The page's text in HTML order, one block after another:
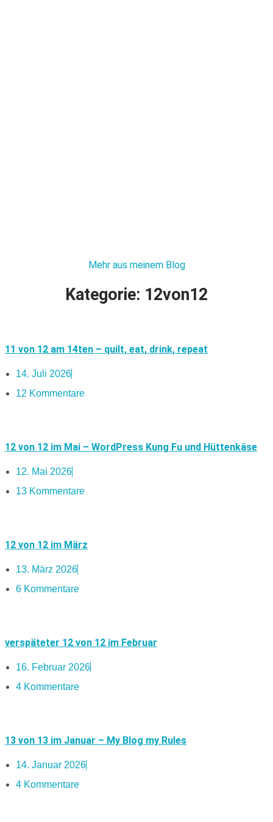
Mehr aus meinem Blog
Kategorie: 12von12
11 von 12 am 14ten – quilt, eat, drink, repeat
14. Juli 2026
12 Kommentare
12 von 12 im Mai – WordPress Kung Fu und Hüttenkäse
12. Mai 2026
13 Kommentare
12 von 12 im März
13. März 2026
6 Kommentare
verspäteter 12 von 12 im Februar
16. Februar 2026
4 Kommentare
13 von 13 im Januar – My Blog my Rules
14. Januar 2026
4 Kommentare